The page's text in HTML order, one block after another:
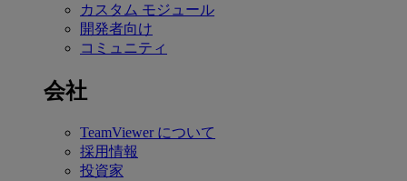
カスタム モジュール
開発者向け
コミュニティ
会社
TeamViewer について
採用情報
投資家